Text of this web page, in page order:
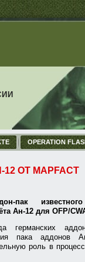
OPERATION
ОТ MAPFACT
пак
Ан-12 для OFP/
германских
пака аддонов
роль в